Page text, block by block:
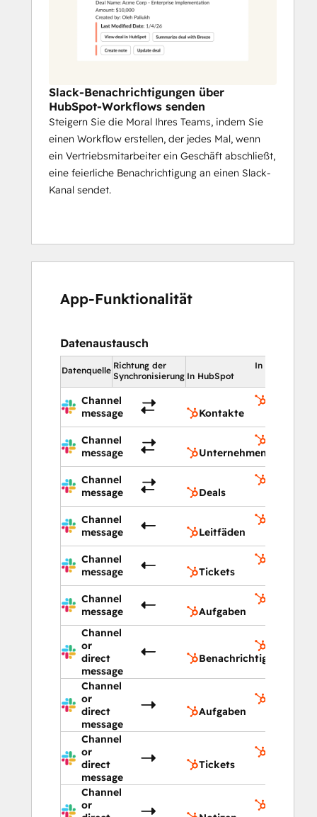
Slack-Benachrichtigungen über
HubSpot-Workflows senden
Steigern Sie die Moral Ihres Teams, indem Sie
einen Workflow erstellen, der jedes Mal, wenn
ein Vertriebsmitarbeiter ein Geschäft abschließt,
eine feierliche Benachrichtigung an einen Slack-
Kanal sendet.
App-Funktionalität
Datenaustausch
Datenquelle Richtung der
Synchronisierung
In HubSpot
In HubSpot
Channel
message
Kontakte
Channel
message
Unternehmen
Channel
message
Deals
Channel
message
Leitfäden
Channel
message
Tickets
Channel
message
Aufgaben
Channel
or
direct
message
Benachrichtigungen
Channel
or
direct
message
Aufgaben
Channel
or
direct
message
Tickets
Channel
or